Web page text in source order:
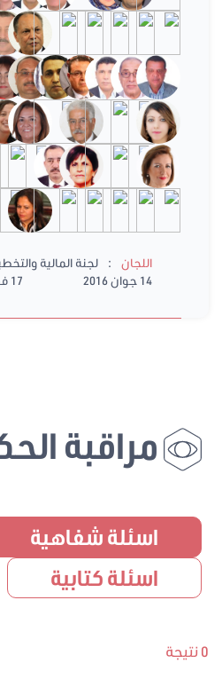
اللجان :
لجنة المالية
14 جوان 2016
17 فصل
مراقبة
اسئلة شفاهية
اسئلة كتابية
0 نتيجة